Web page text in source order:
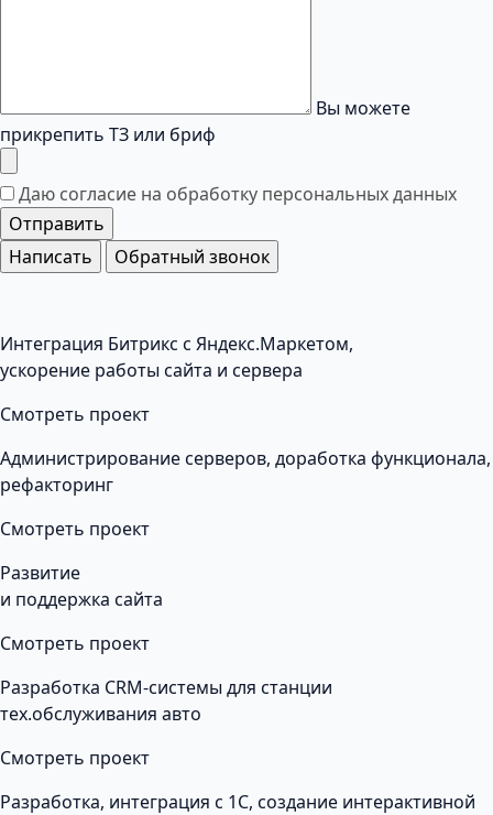
Вы можете
прикрепить ТЗ или бриф
Даю согласие на обработку персональных данных
Отправить
Написать
Обратный звонок
Интеграция Битрикс с Яндекс.Маркетом,
ускорение работы сайта и сервера
Смотреть проект
Администрирование серверов, доработка функционала,
рефакторинг
Смотреть проект
Развитие
и поддержка сайта
Смотреть проект
Разработка CRM-системы для станции
тех.обслуживания авто
Смотреть проект
Разработка, интеграция с 1С, создание интерактивной